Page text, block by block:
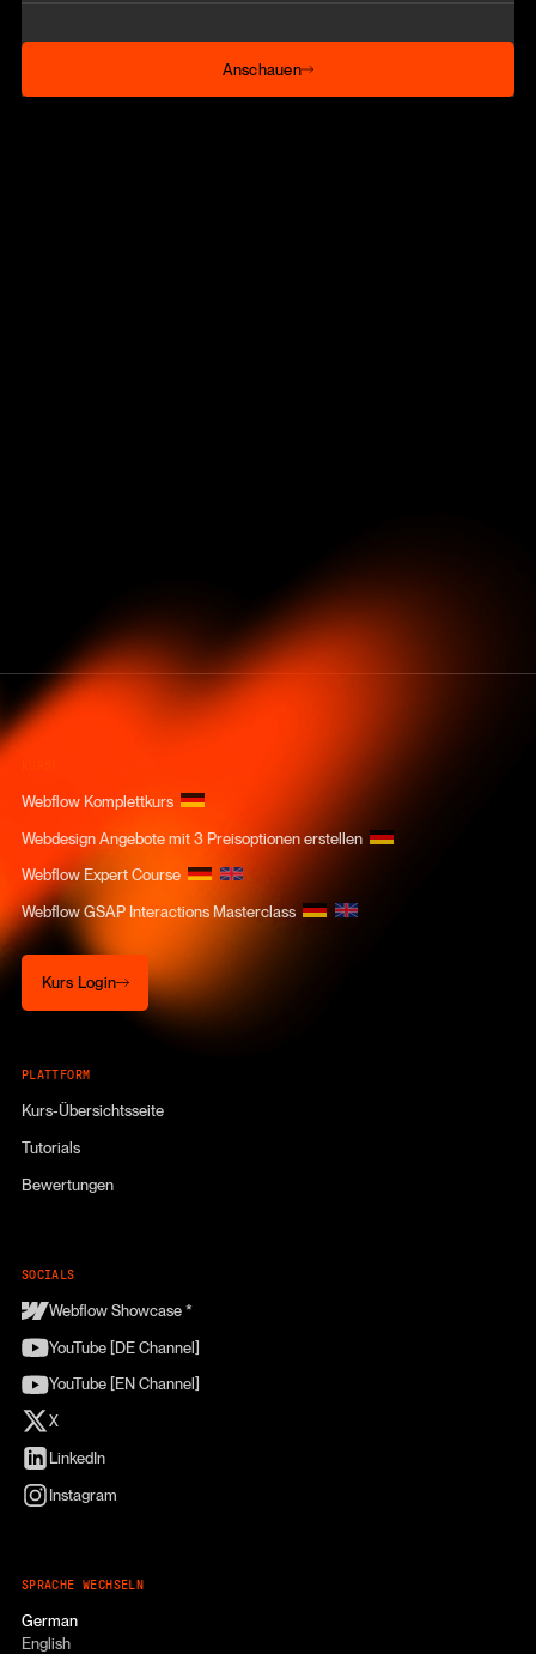
Anschauen
Anschauen
Webflow Komplettkurs
Webdesign Angebote mit 3 Preisoptionen erstellen
Webflow Expert Course
Webflow GSAP Interactions Masterclass
Kurs Login
Kurs Login
PLATTFORM
Kurs-Übersichtsseite
Tutorials
Bewertungen
SOCIALS
Webflow Showcase *
YouTube [DE Channel]
YouTube [EN Channel]
X
LinkedIn
Instagram
SPRACHE WECHSELN
German
English